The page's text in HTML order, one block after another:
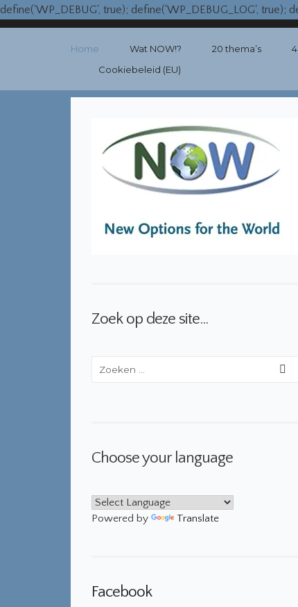
define('WP_DEBUG', true); define('WP_DEBUG_LOG', true);
Home Wat NOW!? 20 thema’s 4
Cookiebeleid (EU)
Zoek op deze site…
Choose your language
Powered by Translate
Facebook